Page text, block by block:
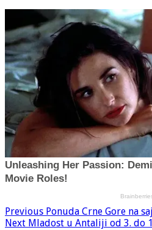
Previous Ponuda Crne Gore na
Next Mladost u Antaliji od 3. do